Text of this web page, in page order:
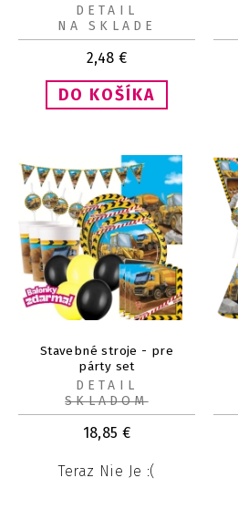
2,48 €
DETAIL
NA SKLADE
Stavebné stroje - pre
párty set
18,85 €
Teraz Nie Je :(
DETAIL
SKLADOM